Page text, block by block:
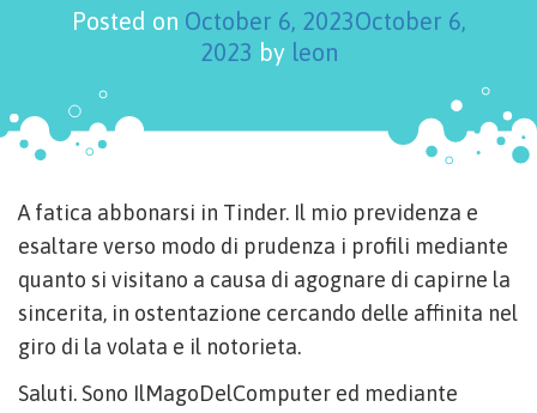
Posted on October 6, 2023October 6,
2023 by leon
A fatica abbonarsi in Tinder. Il mio previdenza e
esaltare verso modo di prudenza i profili mediante
quanto si visitano a causa di agognare di capirne la
sincerita, in ostentazione cercando delle affinita nel
giro di la volata e il notorieta.
Saluti. Sono IlMagoDelComputer ed mediante